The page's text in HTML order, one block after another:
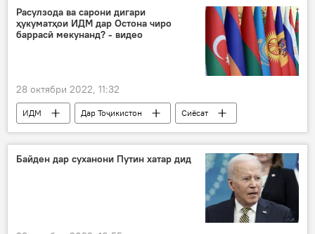
Федератсияи футбол
футзал
бозӣ
Дар Русия
Расулзода ва сарони дигари
ҳукуматҳои ИДМ дар Остона чиро
баррасӣ мекунанд? - видео
28 октябри 2022, 11:32
ИДМ Дар Тоҷикистон
Сиёсат
сарвазир
Туркманистон
Қоҳир Расулзода
Байден дар суханони Путин хатар дид